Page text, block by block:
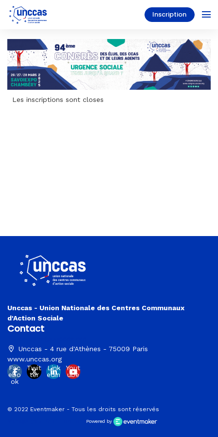
Inscription
Les inscriptions sont closes
Unccas - Union Nationale des Centres Communaux
d'Action Sociale
Contact
Unccas - 4 rue d'Athènes - 75009 Paris
www.unccas.org
Fac
ebo
ok
Twit
ter
Link
edin
Yout
ube
© 2022 Eventmaker - Tous les droits sont réservés
Powered by